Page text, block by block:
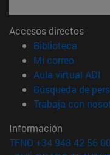
Accesos directos
Biblioteca
Mi correo(abre
Aula virtual ADI
Búsqueda de
Trabaja con
Información
TFNO +34 948 42 56 00